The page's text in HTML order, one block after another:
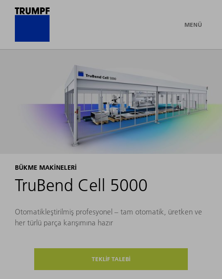
MENÜ
BÜKME MAKINELERI
TruBend Cell 5000
Otomatikleştirilmiş profesyonel – tam otomatik, üretken ve
her türlü parça karışımına hazır
TEKLİF TALEBİ